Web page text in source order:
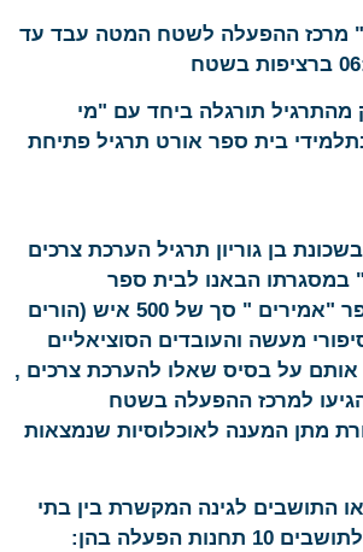
"פונה" מרכז ההפעלה לשטח המטה עבד עד
כחלק מהתרגיל תורגלה ביחד עם "מי
בית ספר אורט תרגיל פתיחת
החל בשכונת בן גוריון תרגיל הערכת צרכים
במסגרתו הבאנו לבית ספר
"אשלים" ולבית ספר "אמירים " סך של 500 איש (הורים
מעשה והעובדים הסוציאליים
אותם על בסיס שאלו להערכת צרכים ,
למרכז ההפעלה בשטח
מתן המענה לאוכלוסיות שנמצאות
התושבים לגינה המקשרת בין בתי
הספר שם המתינו לתושבים 10 תחנות הפעלה בהן: